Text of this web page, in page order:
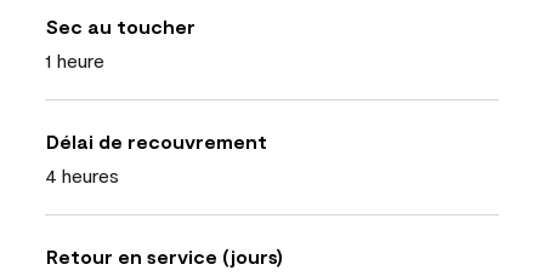
Sec au toucher
1 heure
Délai de recouvrement
4 heures
Retour en service (jours)